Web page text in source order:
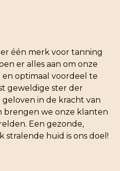
één merk voor tanning
er alles aan om onze
optimaal voordeel te
geweldige ster der
in de kracht van
brengen we onze klanten
Een gezonde,
huid is ons doel!